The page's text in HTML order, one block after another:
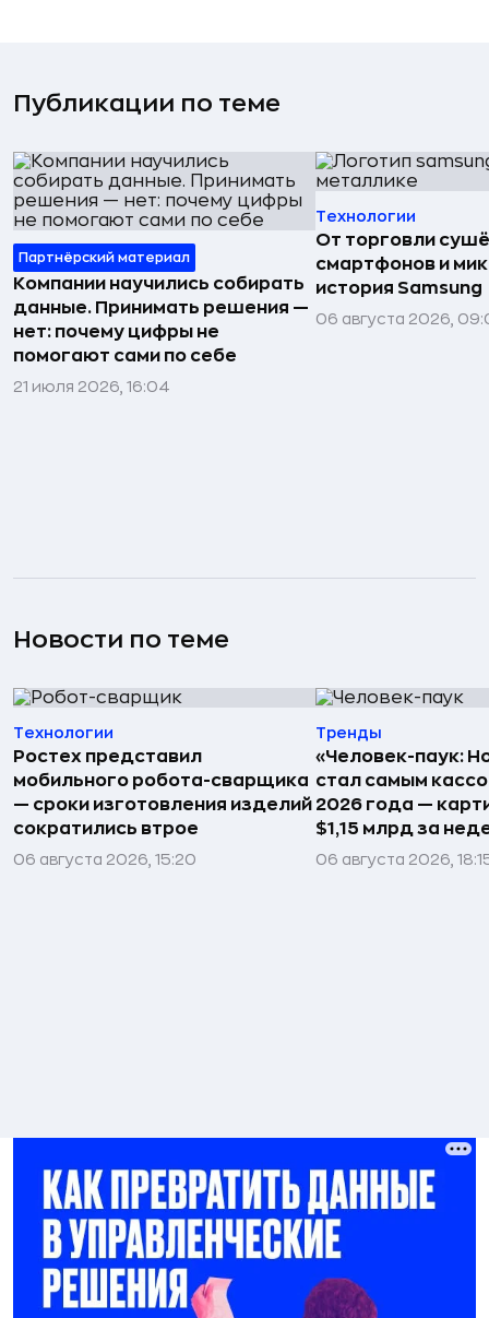
Публикации по теме
Партнёрский материал
Компании научились собирать
данные. Принимать решения —
нет: почему цифры не
помогают сами по себе
21 июля 2026, 16:04
Технологии
От торговли
смартфонов и
история Samsung
06 августа 2026,
Новости по теме
Технологии
Ростех представил
мобильного робота-сварщика
— сроки изготовления изделий
сократились втрое
06 августа 2026, 15:20
Тренды
«Человек-паук:
стал самым
2026 года —
$1,15 млрд за
06 августа 2026,